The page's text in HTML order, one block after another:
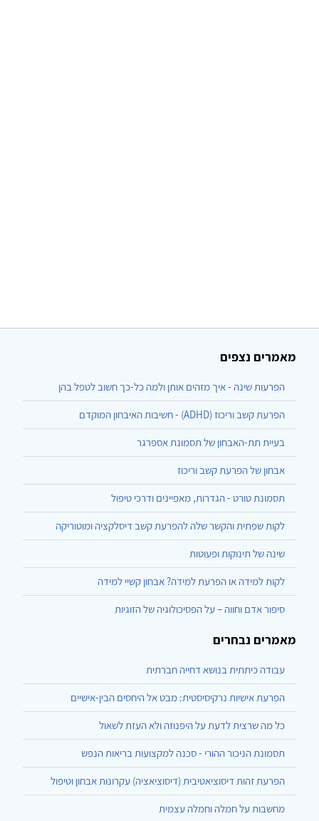
מאמרים נצפים
הפרעות שינה - איך מזהים אותן ולמה כל-כך חשוב לטפל בהן
הפרעת קשב וריכוז (ADHD) - חשיבות האיבחון המוקדם
בעיית תת-האבחון של תסמונת אספרגר
אבחון של הפרעת קשב וריכוז
תסמונת טורט - הגדרות, מאפיינים ודרכי טיפול
לקות שפתית והקשר שלה להפרעת קשב דיסלקציה ומוטוריקה
שינה של תינוקות ופעוטות
לקות למידה או הפרעת למידה? אבחון קשיי למידה
סיפור אדם וחווה – על הפסיכולוגיה של הזוגיות
מאמרים נבחרים
עבודה כיתתית בנושא דחייה חברתית
הפרעת אישיות נרקיסיסטית: מבט אל היחסים הבין-אישיים
כל מה שרצית לדעת על היפנוזה ולא העזת לשאול
תסמונת הניכור ההורי - סכנה למקצועות בריאות הנפש
הפרעת זהות דיסוציאטיבית (דיסוציאציה) עקרונות אבחון וטיפול
מחשבות על חמלה וחמלה עצמית